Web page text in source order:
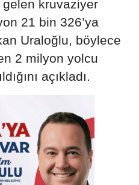
kruvaziyer
21 bin 326’ya
Uraloğlu, böylece
2 milyon yolcu
açıkladı.